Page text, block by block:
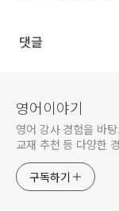
댓글
영어이야기
영어 강사 경험을 바
교재 추천 등 다양한
구독하기